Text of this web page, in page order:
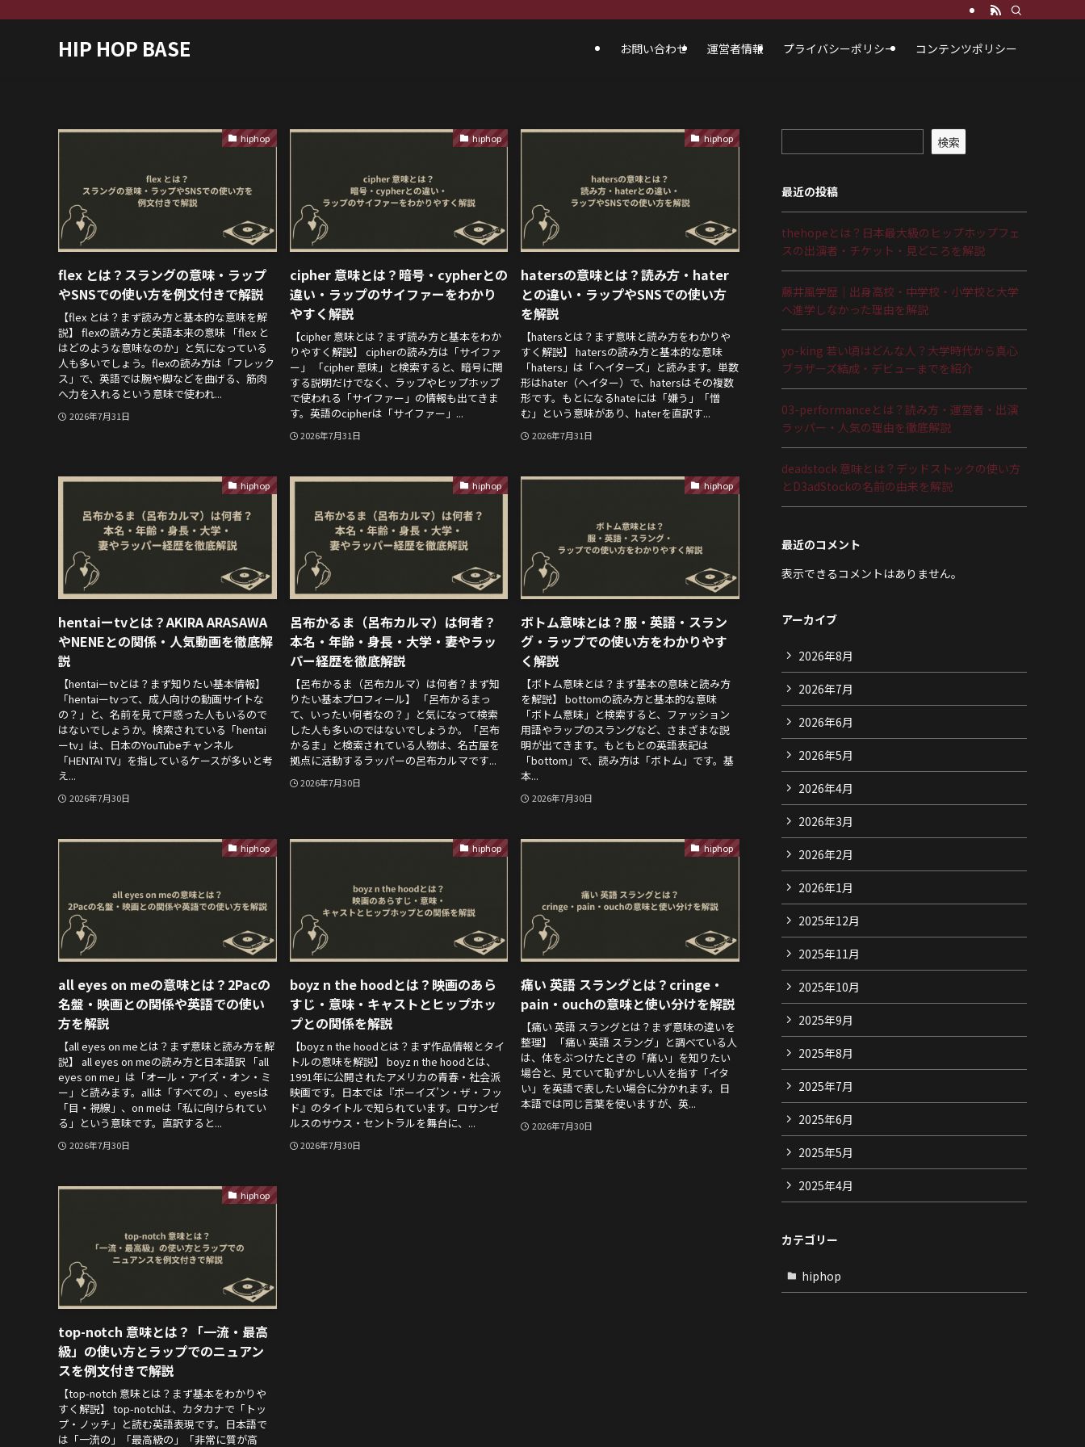
HIP HOP BASE お問い合わせ 運営者情報 プライバシーポリシー コンテンツポリシー
hiphop
flex とは？スラングの意味・ラップ
やSNSでの使い方を例文付きで解説
【flex とは？まず読み方と基本的な意味を解
説】 flexの読み方と英語本来の意味 「flex と
はどのような意味なのか」と気になっている
人も多いでしょう。flexの読み方は「フレック
ス」で、英語では腕や脚などを曲げる、筋肉
へ力を入れるという意味で使われ...
2026年7月31日
hiphop
cipher 意味とは？暗号・cypherとの
違い・ラップのサイファーをわかり
やすく解説
【cipher 意味とは？まず読み方と基本をわか
りやすく解説】 cipherの読み方は「サイファ
ー」 「cipher 意味」と検索すると、暗号に関
する説明だけでなく、ラップやヒップホップ
で使われる「サイファー」の情報も出てきま
す。英語のcipherは「サイファー」...
2026年7月31日
hiphop
hatersの意味とは？読み方・hater
との違い・ラップやSNSでの使い方
を解説
【hatersとは？まず意味と読み方をわかりや
すく解説】 hatersの読み方と基本的な意味
「haters」は「ヘイターズ」と読みます。単数
形はhater（ヘイター）で、hatersはその複数
形です。もとになるhateには「嫌う」「憎
む」という意味があり、haterを直訳す...
2026年7月31日
hiphop
hentaiーtvとは？AKIRA ARASAWA
やNENEとの関係・人気動画を徹底解
説
【hentaiーtvとは？まず知りたい基本情報】
「hentaiーtvって、成人向けの動画サイトな
の？」と、名前を見て戸惑った人もいるので
はないでしょうか。検索されている「hentai
ーtv」は、日本のYouTubeチャンネル
「HENTAI TV」を指しているケースが多いと考
え...
2026年7月30日
hiphop
呂布かるま（呂布カルマ）は何者？
本名・年齢・身長・大学・妻やラッ
パー経歴を徹底解説
【呂布かるま（呂布カルマ）は何者？まず知
りたい基本プロフィール】 「呂布かるまっ
て、いったい何者なの？」と気になって検索
した人も多いのではないでしょうか。「呂布
かるま」と検索されている人物は、名古屋を
拠点に活動するラッパーの呂布カルマです...
2026年7月30日
hiphop
ボトム意味とは？服・英語・スラン
グ・ラップでの使い方をわかりやす
く解説
【ボトム意味とは？まず基本の意味と読み方
を解説】 bottomの読み方と基本的な意味
「ボトム意味」と検索すると、ファッション
用語やラップのスラングなど、さまざまな説
明が出てきます。もともとの英語表記は
「bottom」で、読み方は「ボトム」です。基
本...
2026年7月30日
hiphop
all eyes on meの意味とは？2Pacの
名盤・映画との関係や英語での使い
方を解説
【all eyes on meとは？まず意味と読み方を解
説】 all eyes on meの読み方と日本語訳 「all
eyes on me」は「オール・アイズ・オン・ミ
ー」と読みます。allは「すべての」、eyesは
「目・視線」、on meは「私に向けられてい
る」という意味です。直訳すると...
2026年7月30日
hiphop
boyz n the hoodとは？映画のあら
すじ・意味・キャストとヒップホッ
プとの関係を解説
【boyz n the hoodとは？まず作品情報とタイ
トルの意味を解説】 boyz n the hoodとは、
1991年に公開されたアメリカの青春・社会派
映画です。日本では『ボーイズ’ン・ザ・フッ
ド』のタイトルで知られています。ロサンゼ
ルスのサウス・セントラルを舞台に、...
2026年7月30日
hiphop
痛い 英語 スラングとは？cringe・
pain・ouchの意味と使い分けを解説
【痛い 英語 スラングとは？まず意味の違いを
整理】 「痛い 英語 スラング」と調べている人
は、体をぶつけたときの「痛い」を知りたい
場合と、見ていて恥ずかしい人を指す「イタ
い」を英語で表したい場合に分かれます。日
本語では同じ言葉を使いますが、英...
2026年7月30日
hiphop
top-notch 意味とは？「一流・最高
級」の使い方とラップでのニュアン
スを例文付きで解説
【top-notch 意味とは？まず基本をわかりや
すく解説】 top-notchは、カタカナで「トッ
プ・ノッチ」と読む英語表現です。日本語で
は「一流の」「最高級の」「非常に質が高
検索
最近の投稿
thehopeとは？日本最大級のヒップホップフェ
スの出演者・チケット・見どころを解説
藤井風学歴｜出身高校・中学校・小学校と大学
へ進学しなかった理由を解説
yo-king 若い頃はどんな人？大学時代から真心
ブラザーズ結成・デビューまでを紹介
03-performanceとは？読み方・運営者・出演
ラッパー・人気の理由を徹底解説
deadstock 意味とは？デッドストックの使い方
とD3adStockの名前の由来を解説
最近のコメント
表示できるコメントはありません。
アーカイブ
2026年8月
2026年7月
2026年6月
2026年5月
2026年4月
2026年3月
2026年2月
2026年1月
2025年12月
2025年11月
2025年10月
2025年9月
2025年8月
2025年7月
2025年6月
2025年5月
2025年4月
カテゴリー
hiphop